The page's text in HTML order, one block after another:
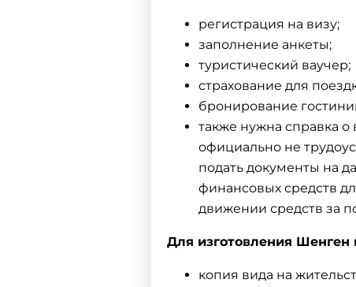
регистрация на визу;
заполнение анкеты;
туристический ваучер;
страхование для
бронирование
также нужна справка о
официально не
подать документы на
финансовых средств
движении средств за
Для изготовления
копия вида на